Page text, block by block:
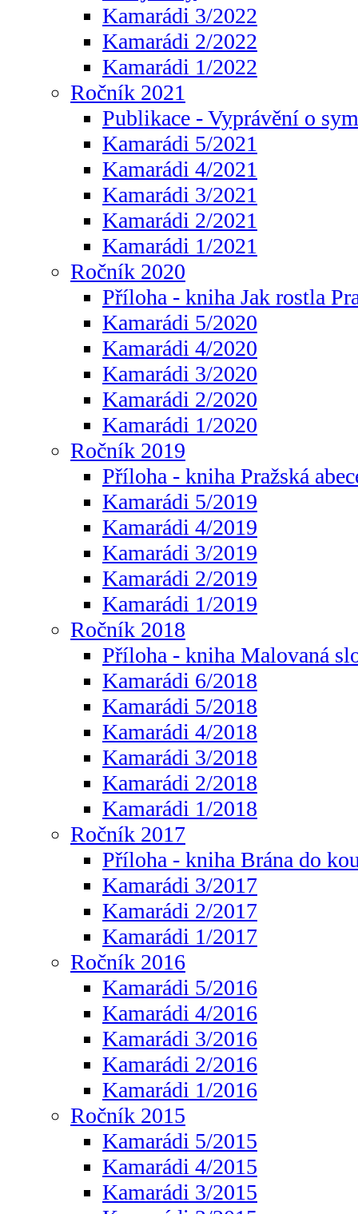
Kamarádi 3/2022
Kamarádi 2/2022
Kamarádi 1/2022
Ročník 2021
Publikace - Vyprávění o
Kamarádi 5/2021
Kamarádi 4/2021
Kamarádi 3/2021
Kamarádi 2/2021
Kamarádi 1/2021
Ročník 2020
Příloha - kniha Jak rostla
Kamarádi 5/2020
Kamarádi 4/2020
Kamarádi 3/2020
Kamarádi 2/2020
Kamarádi 1/2020
Ročník 2019
Příloha - kniha Pražská
Kamarádi 5/2019
Kamarádi 4/2019
Kamarádi 3/2019
Kamarádi 2/2019
Kamarádi 1/2019
Ročník 2018
Příloha - kniha Malovaná
Kamarádi 6/2018
Kamarádi 5/2018
Kamarádi 4/2018
Kamarádi 3/2018
Kamarádi 2/2018
Kamarádi 1/2018
Ročník 2017
Příloha - kniha Brána do
Kamarádi 3/2017
Kamarádi 2/2017
Kamarádi 1/2017
Ročník 2016
Kamarádi 5/2016
Kamarádi 4/2016
Kamarádi 3/2016
Kamarádi 2/2016
Kamarádi 1/2016
Ročník 2015
Kamarádi 5/2015
Kamarádi 4/2015
Kamarádi 3/2015